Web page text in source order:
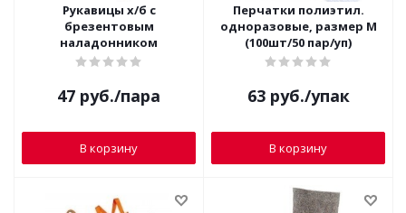
Рукавицы х/б с
брезентовым
наладонником
47 руб./пара
В корзину
Перчатки полиэтил.
одноразовые, размер M
(100шт/50 пар/уп)
63руб./упак
В корзину